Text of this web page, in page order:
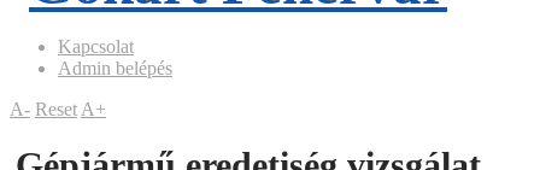
Kapcsolat
Admin belépés
A- ResetA+